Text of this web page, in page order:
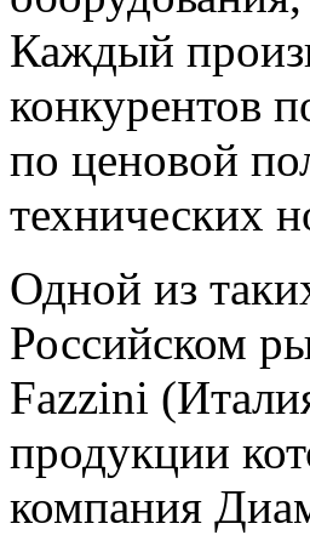
Каждый
конкурентов
по ценовой
технических
Одной из
Российском
Fazzini
продукции
компания